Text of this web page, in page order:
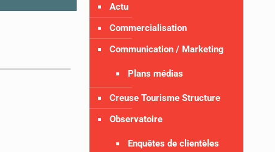
Actu
Commercialisation
Communication / Marketing
Plans médias
Creuse Tourisme Structure
Observatoire
Enquêtes de clientèles